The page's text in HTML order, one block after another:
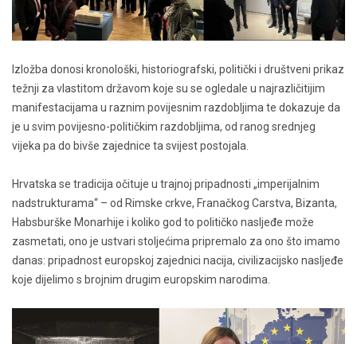
Izložba donosi kronološki, historiografski, politički i društveni prikaz
težnji za vlastitom državom koje su se ogledale u najrazličitijim
manifestacijama u raznim povijesnim razdobljima te dokazuje da
je u svim povijesno-političkim razdobljima, od ranog srednjeg
vijeka pa do bivše zajednice ta svijest postojala.
Hrvatska se tradicija očituje u trajnoj pripadnosti „imperijalnim
nadstrukturama“ – od Rimske crkve, Franačkog Carstva, Bizanta,
Habsburške Monarhije i koliko god to političko nasljeđe može
zasmetati, ono je ustvari stoljećima pripremalo za ono što imamo
danas: pripadnost europskoj zajednici nacija, civilizacijsko nasljeđe
koje dijelimo s brojnim drugim europskim narodima.